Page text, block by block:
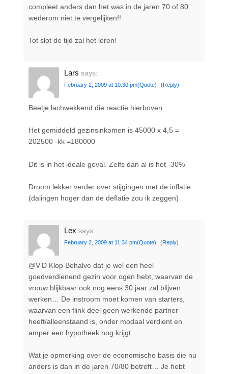
compleet anders dan het was in de jaren 70 of 80
wederom niet te vergelijken!!
Tot slot de tijd zal het leren!
Lars says:
February 2, 2009 at 10:30 pm(Quote) (Reply)
Beetje lachwekkend die reactie hierboven.
Het gemiddeld gezinsinkomen is 45000 x 4,5 =
202500 -kk =180000
Dit is in het ideale geval. Zelfs dan al is het -30%
Droom lekker verder over stijgingen met de inflatie.
(dalingen hoger dan de deflatie zou ik zeggen)
Lex says:
February 2, 2009 at 11:34 pm(Quote) (Reply)
@V’D Klop Behalve dat je wel een heel
goedverdienend gezin voor ogen hebt, waarvan de
vrouw blijkbaar ook nog eens 30 jaar zal blijven
werken… De instroom moet komen van starters,
waarvan een flink deel geen werkende partner
heeft/alleenstaand is, onder modaal verdient en
amper een hypotheek nog krijgt.
Wat je opmerking over de economische basis die nu
anders is dan in de jaren 70/80 betreft… Je hebt